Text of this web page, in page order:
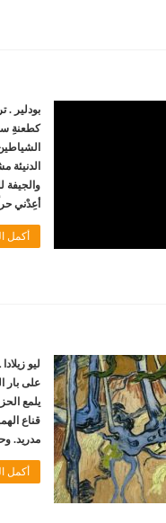
بودلير .
كطعنةِ
الدنيئة
والجيفة
أعِدْني
أكمل
ليو
على بار
يلمع
قناع
مدريد.
أكمل